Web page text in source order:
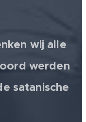
wij alle
werden
satanische